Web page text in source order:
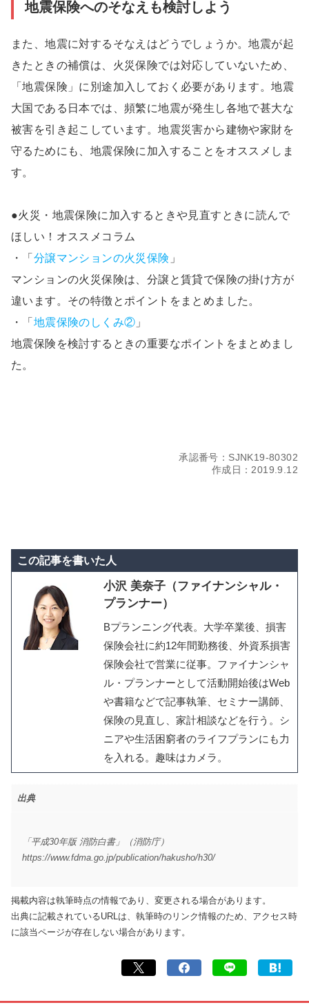
地震保険へのそなえも検討しよう
また、地震に対するそなえはどうでしょうか。地震が起
きたときの補償は、火災保険では対応していないため、
「地震保険」に別途加入しておく必要があります。地震
大国である日本では、頻繁に地震が発生し各地で甚大な
被害を引き起こしています。地震災害から建物や家財を
守るためにも、地震保険に加入することをオススメしま
す。
●火災・地震保険に加入するときや見直すときに読んで
ほしい！オススメコラム
・「 分譲マンションの火災保険 」
マンションの火災保険は、分譲と賃貸で保険の掛け方が
違います。その特徴とポイントをまとめました。
・「 地震保険のしくみ② 」
地震保険を検討するときの重要なポイントをまとめまし
た。
承認番号：SJNK19-80302
作成日：2019.9.12
この記事を書いた人
小沢 美奈子（ファイナンシャル・
プランナー）
Bプランニング代表。大学卒業後、損害
保険会社に約12年間勤務後、外資系損害
保険会社で営業に従事。ファイナンシャ
ル・プランナーとして活動開始後はWeb
や書籍などで記事執筆、セミナー講師、
保険の見直し、家計相談などを行う。シ
ニアや生活困窮者のライフプランにも力
を入れる。趣味はカメラ。
出典
「平成30年版 消防白書」（消防庁）
https://www.fdma.go.jp/publication/hakusho/h30/
掲載内容は執筆時点の情報であり、変更される場合があります。
出典に記載されているURLは、執筆時のリンク情報のため、アクセス時
に該当ページが存在しない場合があります。